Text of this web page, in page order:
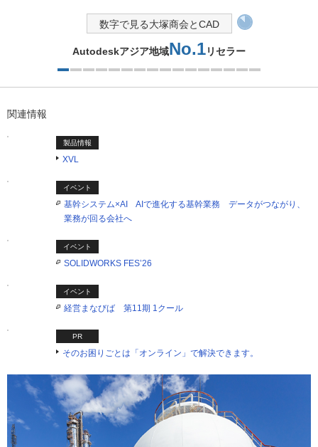
数字で見る大塚商会とCAD
Autodeskアジア地域No.1リセラー
関連情報
製品情報
XVL
イベント
基幹システム×AI AIで進化する基幹業務 データがつながり、
業務が回る会社へ
イベント
SOLIDWORKS FES’26
イベント
経営まなびば 第11期 1クール
PR
そのお困りごとは「オンライン」で解決できます。